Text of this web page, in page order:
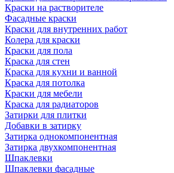
Краски на растворителе
Фасадные краски
Краски для внутренних работ
Колера для краски
Краски для пола
Краска для стен
Краска для кухни и ванной
Краска для потолка
Краски для мебели
Краска для радиаторов
Затирки для плитки
Добавки в затирку
Затирка однокомпонентная
Затирка двухкомпонентная
Шпаклевки
Шпаклевки фасадные